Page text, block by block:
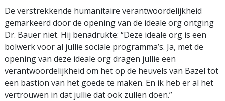
De verstrekkende humanitaire verantwoordelijkheid
gemarkeerd door de opening van de ideale org ontging
Dr. Bauer niet. Hij benadrukte: “Deze ideale org is een
bolwerk voor al jullie sociale programma’s. Ja, met de
opening van deze ideale org dragen jullie een
verantwoordelijkheid om het op de heuvels van Bazel tot
een bastion van het goede te maken. En ik heb er al het
vertrouwen in dat jullie dat ook zullen doen.”